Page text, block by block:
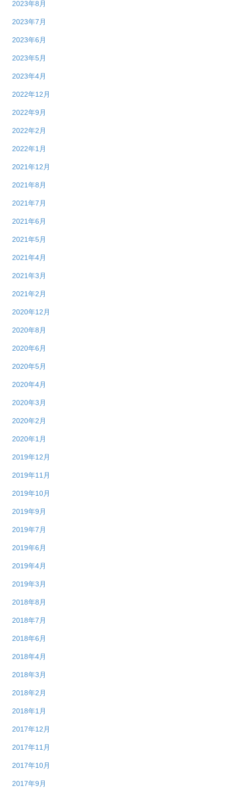
2023年8月
2023年7月
2023年6月
2023年5月
2023年4月
2022年12月
2022年9月
2022年2月
2022年1月
2021年12月
2021年8月
2021年7月
2021年6月
2021年5月
2021年4月
2021年3月
2021年2月
2020年12月
2020年8月
2020年6月
2020年5月
2020年4月
2020年3月
2020年2月
2020年1月
2019年12月
2019年11月
2019年10月
2019年9月
2019年7月
2019年6月
2019年4月
2019年3月
2018年8月
2018年7月
2018年6月
2018年4月
2018年3月
2018年2月
2018年1月
2017年12月
2017年11月
2017年10月
2017年9月